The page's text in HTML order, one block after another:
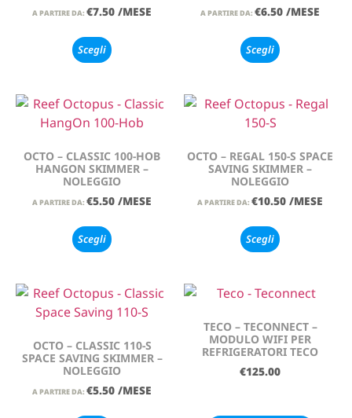
A PARTIRE DA: €7.50 /MESE
Scegli
A PARTIRE DA: €6.50 /MESE
Scegli
OCTO – CLASSIC 100-HOB
HANGON SKIMMER –
NOLEGGIO
A PARTIRE DA: €5.50 /MESE
Scegli
OCTO – REGAL 150-S SPACE
SAVING SKIMMER –
NOLEGGIO
A PARTIRE DA: €10.50 /MESE
Scegli
OCTO – CLASSIC 110-S
SPACE SAVING SKIMMER –
NOLEGGIO
A PARTIRE DA: €5.50 /MESE
TECO – TECONNECT –
MODULO WIFI PER
REFRIGERATORI TECO
€125.00